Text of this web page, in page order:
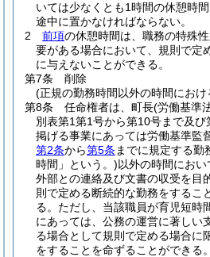
いては少なくとも1時間の休憩時
途中に置かなければならない。
2
前項の休憩時間は、職務の特殊
要がある場合において、規則で定
に与えないことができる。
第7条
削除
(正規の勤務時間以外の時間におけ
第8条
任命権者は、町長(労働基準
別表第1第1号から第10号まで及
掲げる事業にあっては労働基準監
第2条から第5条 までに規定する勤
時間」という。)以外の時間におい
外部との連絡及び文書の収受を目
則で定める断続的な勤務をするこ
る。 ただし、当該職員が育児短時
にあっては、公務の運営に著しい
る場合として規則で定める場合に
をすることを命ずることができる。